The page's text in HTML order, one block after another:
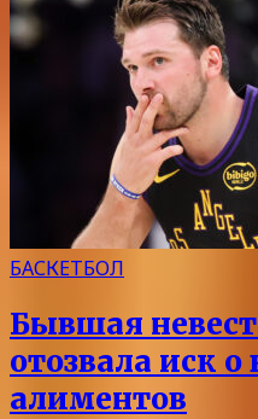
БАСКЕТБОЛ
Бывшая
отозвала иск
алиментов